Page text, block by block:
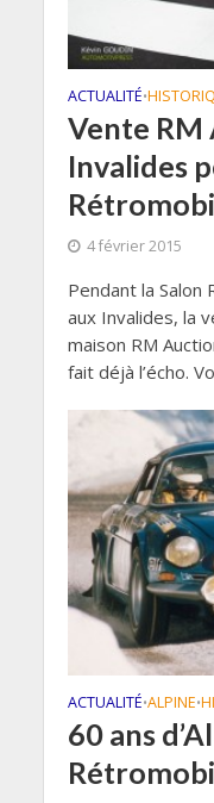
ACTUALITÉ•
Vente RM
Invalides
4 février 2015
Pendant la
aux Invalides, la
maison RM
fait déjà l’écho.
ACTUALITÉ•ALPINE•
60 ans